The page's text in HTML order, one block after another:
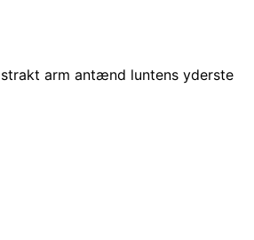
arm antænd luntens yderste